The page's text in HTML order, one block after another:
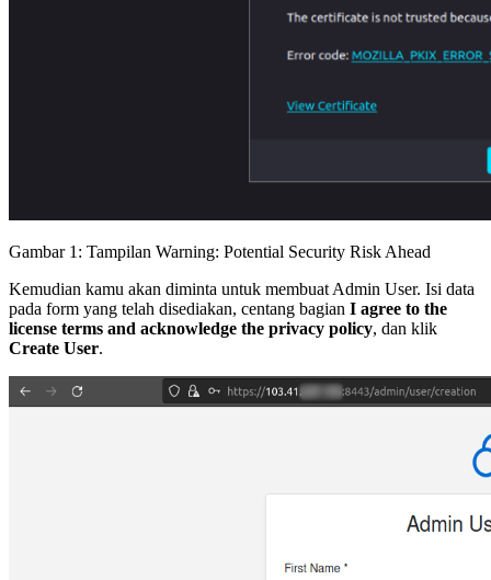
Gambar 1: Tampilan Warning: Potential Security Risk Ahead
Kemudian kamu akan diminta untuk membuat Admin User. Isi data
pada form yang telah disediakan, centang bagian I agree to the
license terms and acknowledge the privacy policy, dan klik
Create User.